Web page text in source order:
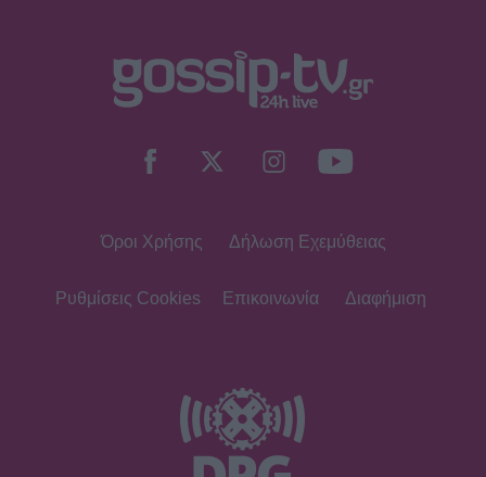
Όροι Χρήσης Δήλωση Εχεμύθειας
Ρυθμίσεις Cookies Επικοινωνία Διαφήμιση